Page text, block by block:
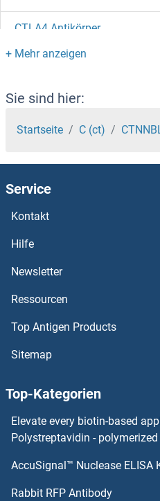
CTLA4 Antikörper
CTIF/KIAA0427 Antikörper
CTHRC1 Antikörper
CTH Antikörper
CTGF Antikörper
CTF18 Antikörper
CTDSP2 Antikörper
CTDSP1 Antikörper
CTDP1 Antikörper
CTCFL Antikörper
CTCF Antikörper
Sie sind hier:
Startseite C (ct)
Service
Kontakt
Hilfe
Newsletter
Ressourcen
Top Antigen Products
Sitemap
Top-Kategorien
Elevate every biotin-based
Polystreptavidin -
AccuSignal™ Nuclease ELISA
Rabbit RFP Antibody